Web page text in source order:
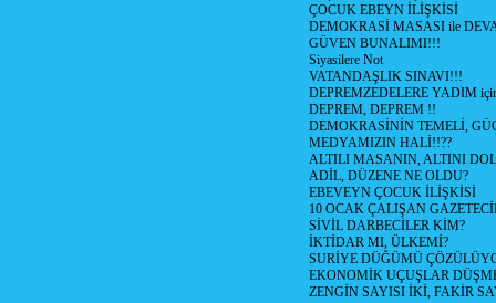
ÇOCUK EBEYN İLİŞKİSİ
DEMOKRASİ MASASI ile
GÜVEN BUNALIMI!!!
Siyasilere Not
VATANDAŞLIK SINAVI!!!
DEPREMZEDELERE YADIM
DEPREM, DEPREM !!
DEMOKRASİNİN TEMELİ,
MEDYAMIZIN HALİ!!??
ALTILI MASANIN, ALTINI
ADİL, DÜZENE NE OLDU?
EBEVEYN ÇOCUK İLİŞKİSİ
10 OCAK ÇALIŞAN
SİVİL DARBECİLER KİM?
İKTİDAR MI, ÜLKEMİ?
SURİYE DÜĞÜMÜ
EKONOMİK UÇUŞLAR
ZENGİN SAYISI İKİ, FAKİR